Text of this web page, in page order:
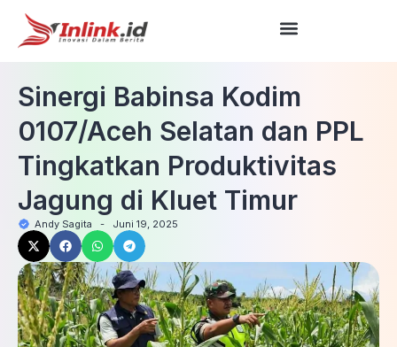
Sinergi Babinsa Kodim
0107/Aceh Selatan dan PPL
Tingkatkan Produktivitas
Jagung di Kluet Timur
Andy Sagita - Juni 19, 2025